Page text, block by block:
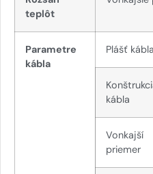
teplôt
Parametre
kábla
Plášť kábla
kábla
Vonkajší
priemer